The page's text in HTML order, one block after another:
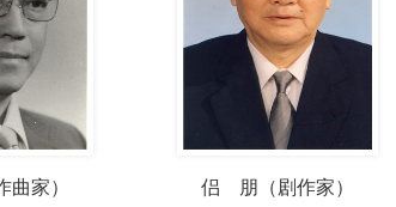
家） 侣 朋（剧作家）